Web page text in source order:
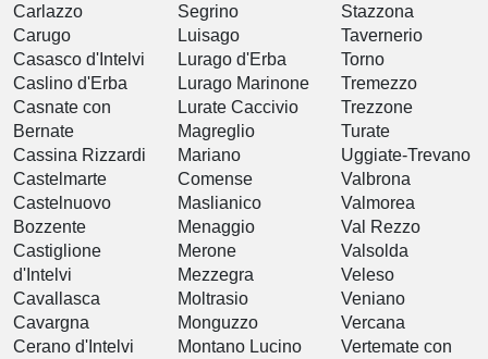
Carlazzo
Carugo
Casasco d'Intelvi
Caslino d'Erba
Casnate con
Bernate
Cassina Rizzardi
Castelmarte
Castelnuovo
Bozzente
Castiglione
d'Intelvi
Cavallasca
Cavargna
Cerano d'Intelvi
Segrino
Luisago
Lurago d'Erba
Lurago Marinone
Lurate Caccivio
Magreglio
Mariano
Comense
Maslianico
Menaggio
Merone
Mezzegra
Moltrasio
Monguzzo
Montano Lucino
Stazzona
Tavernerio
Torno
Tremezzo
Trezzone
Turate
Uggiate-Trevano
Valbrona
Valmorea
Val Rezzo
Valsolda
Veleso
Veniano
Vercana
Vertemate con